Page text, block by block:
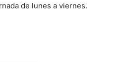
de lunes a viernes.